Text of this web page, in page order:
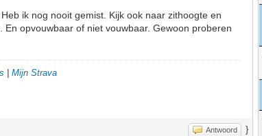
ik nog nooit gemist. Kijk ook naar zithoogte en
opvouwbaar of niet vouwbaar. Gewoon proberen
Mijn Strava
Antwoord }